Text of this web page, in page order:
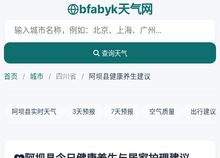
bfabyk天气网
查询天气
首页 / 城市 / 四川省 / 阿坝县健康养生建议
阿坝县实时天气 3天预报 7天预报 空气质量 出行建议